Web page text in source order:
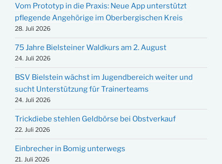
Vom Prototyp in die Praxis: Neue App unterstützt
pflegende Angehörige im Oberbergischen Kreis
28. Juli 2026
75 Jahre Bielsteiner Waldkurs am 2. August
24. Juli 2026
BSV Bielstein wächst im Jugendbereich weiter und
sucht Unterstützung für Trainerteams
24. Juli 2026
Trickdiebe stehlen Geldbörse bei Obstverkauf
22. Juli 2026
Einbrecher in Bomig unterwegs
21. Juli 2026